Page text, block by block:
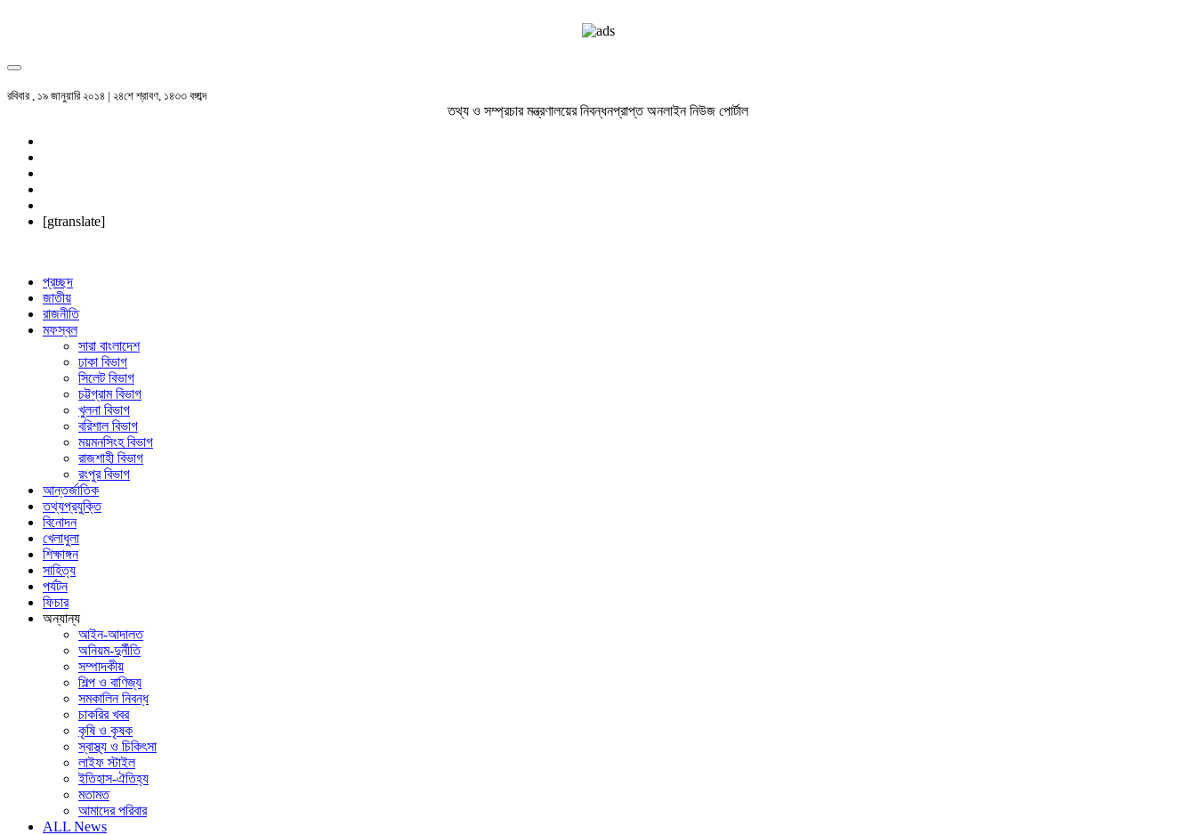
রবিবার , ১৯ জানুয়ারি ২০১৪ | ২৪শে শ্রাবণ, ১৪৩৩ বঙ্গাব্দ
তথ্য ও সম্প্রচার মন্ত্রণালয়ের নিবন্ধনপ্রাপ্ত অনলাইন নিউজ পোর্টাল
[gtranslate]
প্রচ্ছদ
জাতীয়
রাজনীতি
মফস্বল
সারা বাংলাদেশ
ঢাকা বিভাগ
সিলেট বিভাগ
চট্টগ্রাম বিভাগ
খুলনা বিভাগ
বরিশাল বিভাগ
ময়মনসিংহ বিভাগ
রাজশাহী বিভাগ
রংপুর বিভাগ
আন্তর্জাতিক
তথ্যপ্রযুক্তি
বিনোদন
খেলাধুলা
শিক্ষাঙ্গন
সাহিত্য
পর্যটন
ফিচার
অন্যান্য
আইন-আদালত
অনিয়ম-দুর্নীতি
সম্পাদকীয়
শিল্প ও বাণিজ্য
সমকালিন নিবন্ধ
চাকরির খবর
কৃষি ও কৃষক
স্বাস্থ্য ও চিকিৎসা
লাইফ স্টাইল
ইতিহাস-ঐতিহ্য
মতামত
আমাদের পরিবার
ALL News